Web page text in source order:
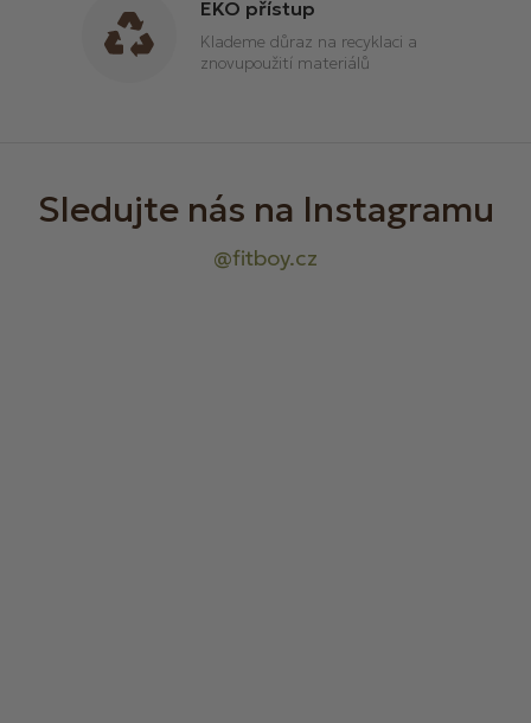
s
u
EKO přístup
Klademe důraz na recyklaci a
znovupoužití materiálů